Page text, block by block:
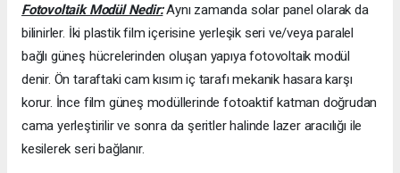
Fotovoltaik Modül Nedir:Aynı zamanda solar panel olarak da
bilinirler. İki plastik film içerisine yerleşik seri ve/veya paralel
bağlı güneş hücrelerinden oluşan yapıya fotovoltaik modül
denir. Ön taraftaki cam kısım iç tarafı mekanik hasara karşı
korur. İnce film güneş modüllerinde fotoaktif katman doğrudan
cama yerleştirilir ve sonra da şeritler halinde lazer aracılığı ile
kesilerek seri bağlanır.